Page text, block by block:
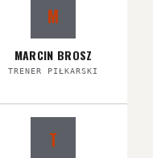
M
MARCIN BROSZ
TRENER PIŁKARSKI
T